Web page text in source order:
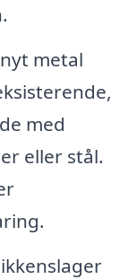
metal
med
eller stål.